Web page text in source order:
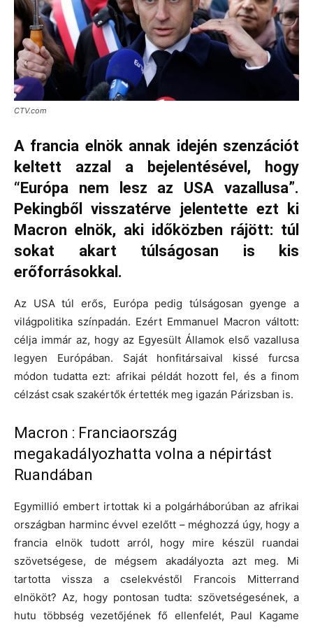
CTV.com
A francia elnök annak idején szenzációt
keltett azzal a bejelentésével, hogy
“Európa nem lesz az USA vazallusa”.
Pekingből visszatérve jelentette ezt ki
Macron elnök, aki időközben rájött: túl
sokat akart túlságosan is kis
erőforrásokkal.
Az USA túl erős, Európa pedig túlságosan gyenge a
világpolitika színpadán. Ezért Emmanuel Macron váltott:
célja immár az, hogy az Egyesült Államok első vazallusa
legyen Európában. Saját honfitársaival kissé furcsa
módon tudatta ezt: afrikai példát hozott fel, és a finom
célzást csak szakértők értették meg igazán Párizsban is.
Macron : Franciaország
megakadályozhatta volna a népirtást
Ruandában
Egymillió embert irtottak ki a polgárháborúban az afrikai
országban harminc évvel ezelőtt – méghozzá úgy, hogy a
francia elnök tudott arról, hogy mire készül ruandai
szövetségese, de mégsem akadályozta azt meg. Mi
tartotta vissza a cselekvéstől Francois Mitterrand
elnököt? Az, hogy pontosan tudta: szövetségesének, a
hutu többség vezetőjének fő ellenfelét, Paul Kagame